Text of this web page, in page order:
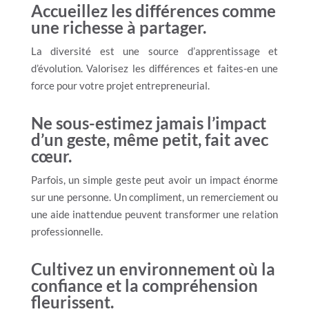
Accueillez les différences comme
une richesse à partager.
La diversité est une source d’apprentissage et
d’évolution. Valorisez les différences et faites-en une
force pour votre projet entrepreneurial.
Ne sous-estimez jamais l’impact
d’un geste, même petit, fait avec
cœur.
Parfois, un simple geste peut avoir un impact énorme
sur une personne. Un compliment, un remerciement ou
une aide inattendue peuvent transformer une relation
professionnelle.
Cultivez un environnement où la
confiance et la compréhension
fleurissent.